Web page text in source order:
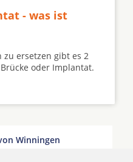
- was ist
zu ersetzen gibt es 2
oder Implantat.
Winningen